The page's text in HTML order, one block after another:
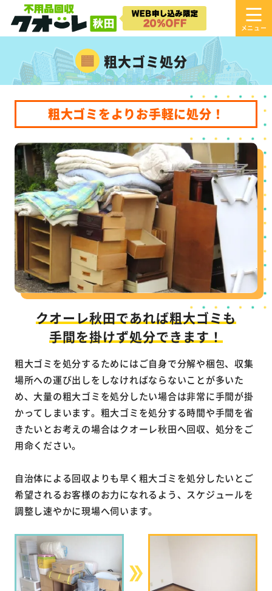
粗大ゴミ処分
粗大ゴミをよりお手軽に処分！
クオーレ秋田であれば粗大ゴミも
手間を掛けず処分できます！
粗大ゴミを処分するためにはご自身で分解や梱包、収集
場所への運び出しをしなければならないことが多いた
め、大量の粗大ゴミを処分したい場合は非常に手間が掛
かってしまいます。粗大ゴミを処分する時間や手間を省
きたいとお考えの場合はクオーレ秋田へ回収、処分をご
用命ください。
自治体による回収よりも早く粗大ゴミを処分したいとご
希望されるお客様のお力になれるよう、スケジュールを
調整し速やかに現場へ伺います。